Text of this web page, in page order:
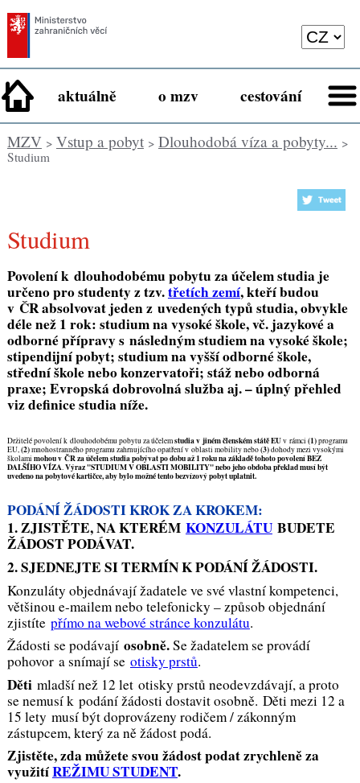
aktuálně o mzv cestování
MZV> Vstup a pobyt> Dlouhodobá víza a pobyty... >
Studium
Studium
Povolení k dlouhodobému pobytu za účelem studia je
určeno pro studenty z tzv.třetích zemí, kteří budou
v ČR absolvovat jeden z uvedených typů studia, obvykle
déle než 1 rok: studium na vysoké škole, vč. jazykové a
odborné přípravy s následným studiem na vysoké škole;
stipendijní pobyt; studium na vyšší odborné škole,
střední škole nebo konzervatoři; stáž nebo odborná
praxe; Evropská dobrovolná služba aj. – úplný přehled
viz definice studia níže.
Držitelé povolení k dlouhodobému pobytu za účelemstudia v jiném členském státě EUv rámci (1)programu
EU, (2)mnohostranného programu zahrnujícího opatření v oblasti mobility nebo(3)dohody mezi vysokými
školami mohou v ČR za účelem studia pobývat po dobu až 1 roku na základě tohoto povolení BEZ
DALŠÍHO VÍZA Výraz "STUDIUM V OBLASTI MOBILITY" nebo jeho obdoba překlad musí být
uvedeno na pobytové kartičce, aby bylo možné tento bezvízový pobyt uplatnit.
PODÁNÍ ŽÁDOSTI KROK ZA KROKEM:
1. ZJISTĚTE, NA KTERÉM KONZULÁTUBUDETE
ŽÁDOST PODÁVAT.
2. SJEDNEJTE SI TERMÍN K PODÁNÍ ŽÁDOSTI.
Konzuláty objednávají žadatele ve své vlastní kompetenci,
většinou e-mailem nebo telefonicky – způsob objednání
zjistíte přímo na webové stránce konzulátu.
Žádosti se podávají osobně.Se žadatelem se provádí
pohovor a snímají se otisky prstů.
Děti mladší než 12 let otisky prstů neodevzdávají, a proto
se nemusí k podání žádosti dostavit osobně. Děti mezi 12 a
15 lety musí být doprovázeny rodičem / zákonným
zástupcem, který za ně žádost podá.
Zjistěte, zda můžete svou žádost podat zrychleně za
využitíREŽIMU STUDENT.